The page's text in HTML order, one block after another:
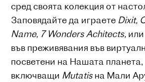
сред своята колекция от
Заповядайте да играете Dixit,
Name, 7 Wonders Achitects,
във преживявания във
посветени на Нашата планета,
включващи Мutatisна Мали